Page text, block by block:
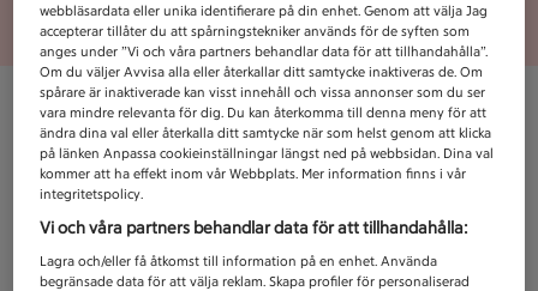
Unknown error
webbläsardata eller unika identifierare på din enhet. Genom att välja Jag
accepterar tillåter du att spårningstekniker används för de syften som
anges under ”Vi och våra partners behandlar data för att tillhandahålla”.
Om du väljer Avvisa alla eller återkallar ditt samtycke inaktiveras de. Om
spårare är inaktiverade kan visst innehåll och vissa annonser som du ser
vara mindre relevanta för dig. Du kan återkomma till denna meny för att
ändra dina val eller återkalla ditt samtycke när som helst genom att klicka
på länken Anpassa cookieinställningar längst ned på webbsidan. Dina val
kommer att ha effekt inom vår Webbplats. Mer information finns i vår
integritetspolicy.
Vi och våra partners behandlar data för att tillhandahålla:
Lagra och/eller få åtkomst till information på en enhet. Använda
begränsade data för att välja reklam. Skapa profiler för personaliserad